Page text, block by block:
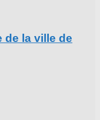
de la ville de